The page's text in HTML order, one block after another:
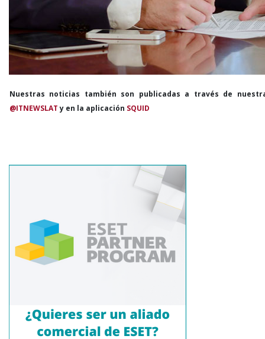
Nuestras noticias también son publicadas a través de
@ITNEWSLATy en la aplicación SQUID